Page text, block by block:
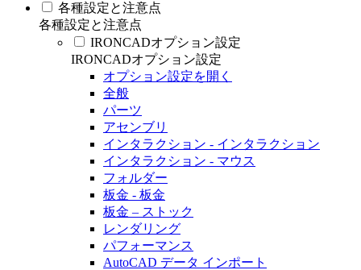
各種設定と注意点
各種設定と注意点
IRONCADオプション設定
IRONCADオプション設定
オプション設定を開く
全般
パーツ
アセンブリ
インタラクション - インタラクション
インタラクション - マウス
フォルダー
板金 - 板金
板金 – ストック
レンダリング
パフォーマンス
AutoCAD データ インポート